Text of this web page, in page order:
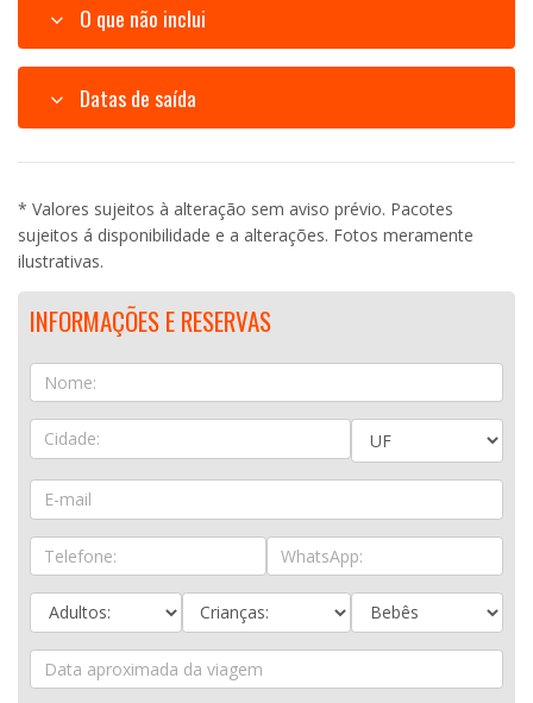
O que não inclui
Datas de saída
* Valores sujeitos à alteração sem aviso prévio. Pacotes
sujeitos á disponibilidade e a alterações. Fotos meramente
ilustrativas.
INFORMAÇÕES E RESERVAS